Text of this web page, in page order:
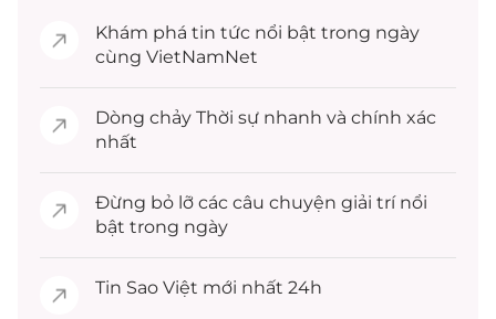
Khám phá tin tức nổi bật trong ngày
cùng VietNamNet
Dòng chảy Thời sự nhanh và chính xác
nhất
Đừng bỏ lỡ các câu chuyện giải trínổi
bật trong ngày
Tin Sao Việt mới nhất 24h